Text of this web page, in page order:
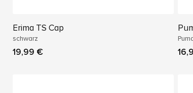
Erima TS Cap
schwarz
19,99 €